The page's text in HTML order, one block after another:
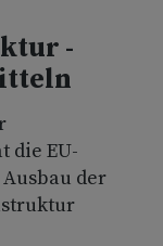
-
die EU-
der